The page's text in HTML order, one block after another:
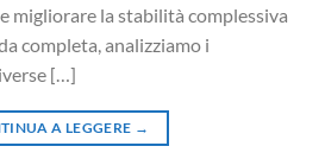
migliorare la stabilità complessiva
completa, analizziamo i
[…]
A LEGGERE →